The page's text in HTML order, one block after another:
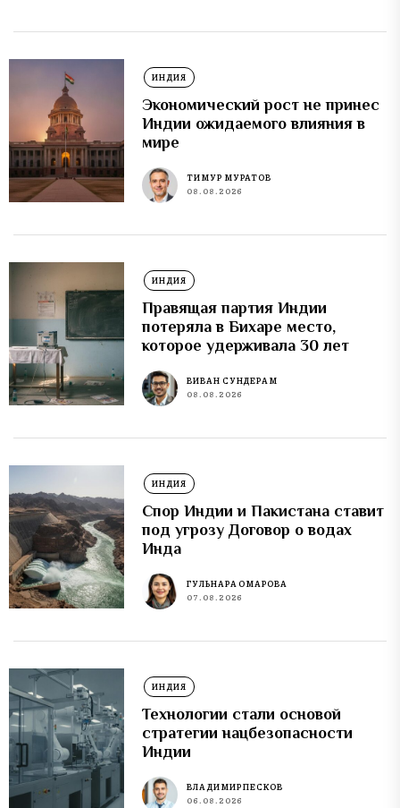
ИНДИЯ
Экономический рост не принес
Индии ожидаемого влияния в
мире
ТИМУР МУРАТОВ
08.08.2026
ИНДИЯ
Правящая партия Индии
потеряла в Бихаре место,
которое удерживала 30 лет
ВИВАН СУНДЕРАМ
08.08.2026
ИНДИЯ
Спор Индии и Пакистана ставит
под угрозу Договор о водах
Инда
ГУЛЬНАРА ОМАРОВА
07.08.2026
ИНДИЯ
Технологии стали основой
стратегии нацбезопасности
Индии
ВЛАДИМИР ПЕСКОВ
06.08.2026